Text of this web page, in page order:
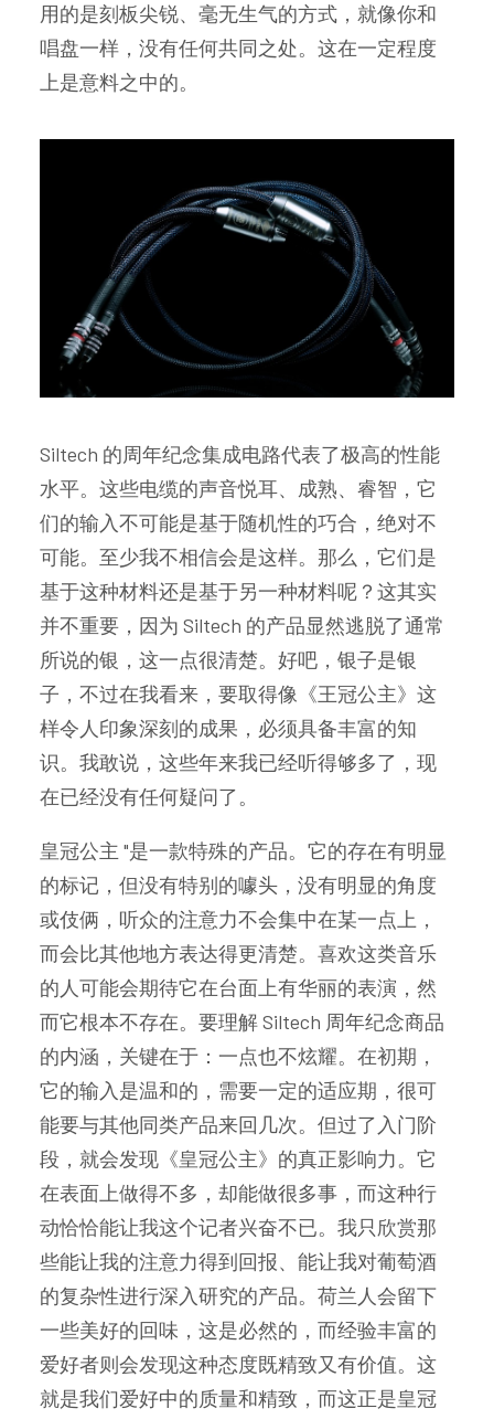
用的是刻板尖锐、毫无生气的方式，就像你和
唱盘一样，没有任何共同之处。这在一定程度
上是意料之中的。
Siltech 的周年纪念集成电路代表了极高的性能
水平。这些电缆的声音悦耳、成熟、睿智，它
们的输入不可能是基于随机性的巧合，绝对不
可能。至少我不相信会是这样。那么，它们是
基于这种材料还是基于另一种材料呢？这其实
并不重要，因为 Siltech 的产品显然逃脱了通常
所说的银，这一点很清楚。好吧，银子是银
子，不过在我看来，要取得像《王冠公主》这
样令人印象深刻的成果，必须具备丰富的知
识。我敢说，这些年来我已经听得够多了，现
在已经没有任何疑问了。
皇冠公主 "是一款特殊的产品。它的存在有明显
的标记，但没有特别的噱头，没有明显的角度
或伎俩，听众的注意力不会集中在某一点上，
而会比其他地方表达得更清楚。喜欢这类音乐
的人可能会期待它在台面上有华丽的表演，然
而它根本不存在。要理解 Siltech 周年纪念商品
的内涵，关键在于：一点也不炫耀。在初期，
它的输入是温和的，需要一定的适应期，很可
能要与其他同类产品来回几次。但过了入门阶
段，就会发现《皇冠公主》的真正影响力。它
在表面上做得不多，却能做很多事，而这种行
动恰恰能让我这个记者兴奋不已。我只欣赏那
些能让我的注意力得到回报、能让我对葡萄酒
的复杂性进行深入研究的产品。荷兰人会留下
一些美好的回味，这是必然的，而经验丰富的
爱好者则会发现这种态度既精致又有价值。这
就是我们爱好中的质量和精致，而这正是皇冠